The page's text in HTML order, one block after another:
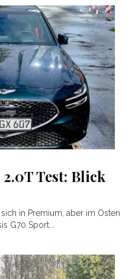
Test: Blick
in Premium, aber im Osten
G70 Sport...